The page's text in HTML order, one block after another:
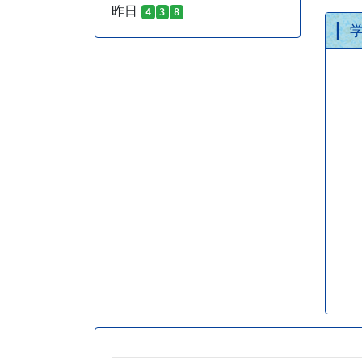
昨日 4 3 8